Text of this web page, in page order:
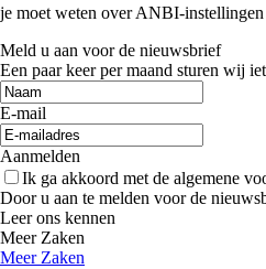
je moet weten over ANBI-
Meld u aan voor de nieuwsbrief
Een paar keer per maand sturen wij
E-mail
Aanmelden
Ik ga akkoord met de algemene
Door u aan te melden voor de
Leer ons kennen
Meer Zaken
Meer Zaken